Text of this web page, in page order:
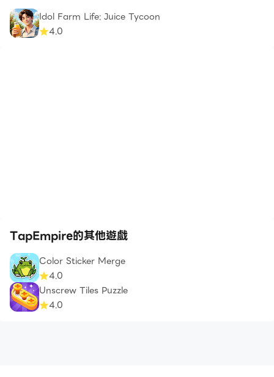
Idol Farm Life: Juice Tycoon
4.0
TapEmpire的其他遊戲
Color Sticker Merge
4.0
Unscrew Tiles Puzzle
4.0